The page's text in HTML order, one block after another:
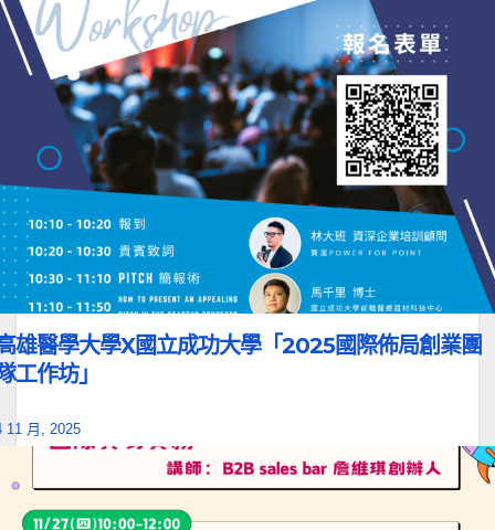
雄醫學大學X國立成功大學「2025國際佈局創業團
工作坊」
11 月, 2025